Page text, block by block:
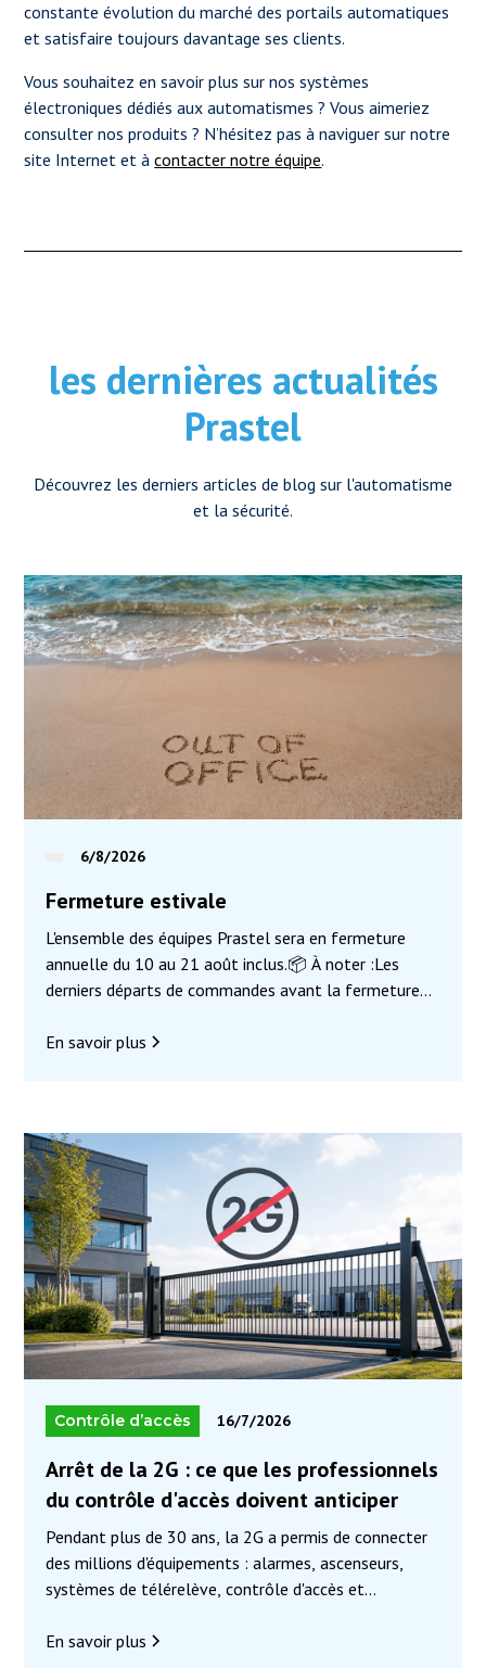
constante évolution du marché des portails automatiques
et satisfaire toujours davantage ses clients.
Vous souhaitez en savoir plus sur nos systèmes
électroniques dédiés aux automatismes ? Vous aimeriez
consulter nos produits ? N’hésitez pas à naviguer sur notre
site Internet et àcontacter notre équipe.
les dernières actualités
Prastel
Découvrez les derniers articles de blog sur l'automatisme
et la sécurité.
6/8/2026
Fermeture estivale
L'ensemble des équipes Prastel sera en fermeture
annuelle du 10 au 21 août inclus.📦 À noter :Les
derniers départs de commandes avant la fermeture
avant 11h30.Nous serons heureux de vous retrouver
vacances ! 🌴
En savoir plus
Contrôle d’accès 16/7/2026
Arrêt de la 2G : ce que les professionnels
du contrôle d'accès doivent anticiper
Pendant plus de 30 ans, la 2G a permis de connecter
des millions d'équipements : alarmes, ascenseurs,
systèmes de télérelève, contrôle d'accès et
désormais son extinction progressive afin de laisser
En savoir plus